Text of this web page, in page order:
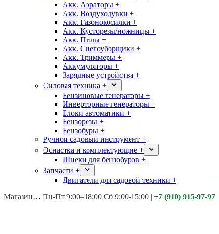
Акк. Аэраторы +
Акк. Воздуходувки +
Акк. Газонокосилки +
Акк. Кусторезы/ножницы +
Акк. Пилы +
Акк. Снегоуборщики +
Акк. Триммеры +
Аккумуляторы +
Зарядные устройства +
Силовая техника +
Бензиновые генераторы +
Инверторные генераторы +
Блоки автоматики +
Бензорезы +
Бензобуры +
Ручной садовый инструмент +
Оснастка и комплектующие +
Шнеки для бензобуров +
Запчасти +
Двигатели для садовой техники +
Магазины: Калуга ул. Московская д.113
Пн-Пт 9:00–18:00 Сб 9:00-15:00 | +7 (910) 915-97-97